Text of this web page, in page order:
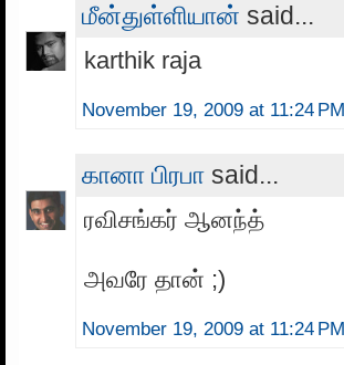
மீன்துள்ளியான் said...
karthik raja
November 19, 2009 at 11:24 PM
கானா பிரபா said...
ரவிசங்கர் ஆனந்த்
அவரே தான் ;)
November 19, 2009 at 11:24 PM